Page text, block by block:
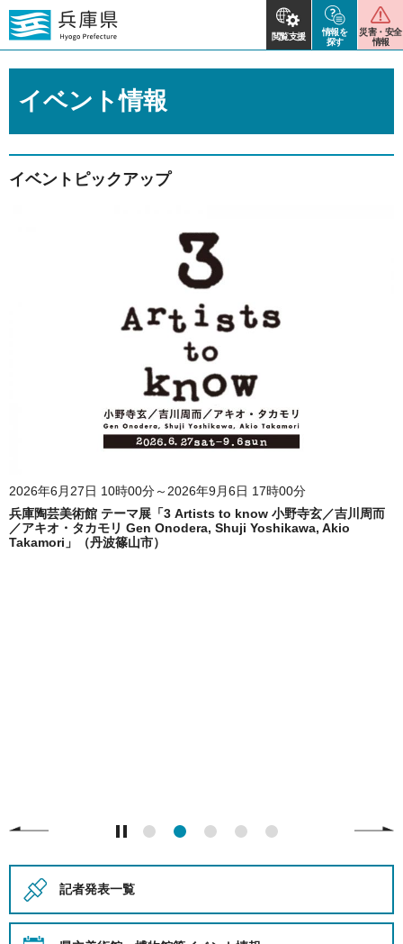
閲覧支援
情報を
探す
災害・安全
情報
イベント情報
イベントピックアップ
2026年6月27日 10時00分～2026年9月6日 17時00分
兵庫陶芸美術館 テーマ展「3 Artists to know 小野寺玄／吉川周而
／アキオ・タカモリ Gen Onodera, Shuji Yoshikawa, Akio
Takamori」（丹波篠山市）
記者発表一覧